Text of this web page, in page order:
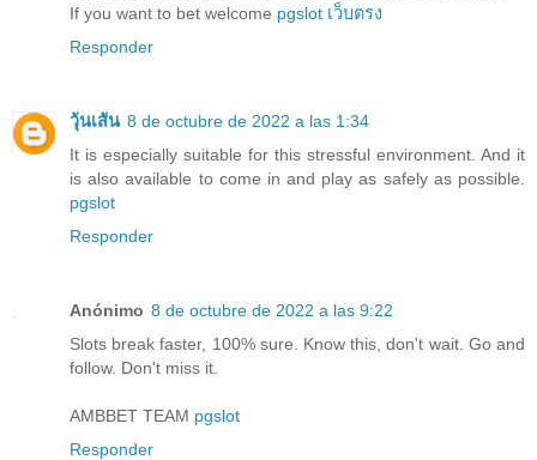
If you want to bet welcome pgslot เว็บตรง
Responder
วุ้นเส้น 8 de octubre de 2022 a las 1:34
It is especially suitable for this stressful environment. And it
is also available to come in and play as safely as possible.
pgslot
Responder
Anónimo 8 de octubre de 2022 a las 9:22
Slots break faster, 100% sure. Know this, don't wait. Go and
follow. Don't miss it.
AMBBET TEAM pgslot
Responder